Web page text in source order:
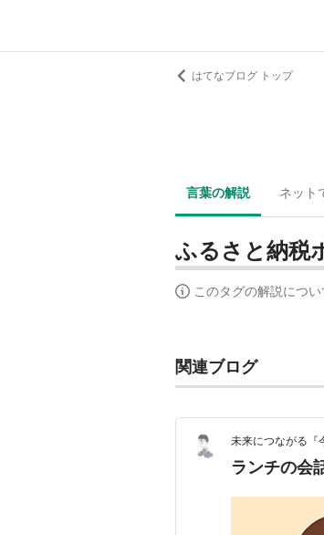
はてなブログ トップ
言葉の解説 ネット
ふるさと納税
このタグの解説につい
関連ブログ
未来につながる『
ランチの会